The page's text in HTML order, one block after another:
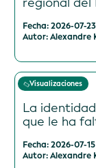
Fecha: 2026-07-23
Autor: Alexandre
Visualizaciones
La
que le ha
Fecha: 2026-07-15
Autor: Alexandre